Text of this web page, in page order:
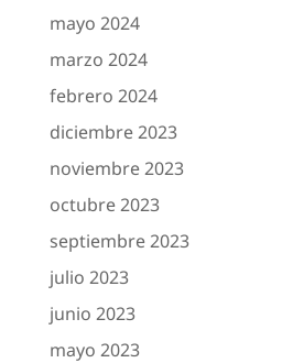
mayo 2024
marzo 2024
febrero 2024
diciembre 2023
noviembre 2023
octubre 2023
septiembre 2023
julio 2023
junio 2023
mayo 2023